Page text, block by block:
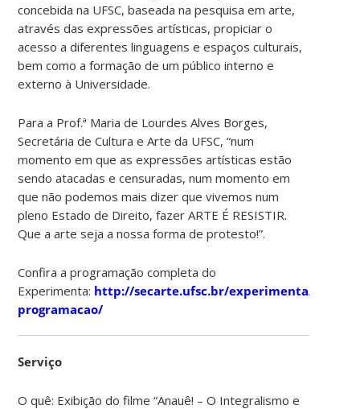
concebida na UFSC, baseada na pesquisa em arte,
através das expressões artísticas, propiciar o
acesso a diferentes linguagens e espaços culturais,
bem como a formação de um público interno e
externo à Universidade.
Para a Prof.ª Maria de Lourdes Alves Borges,
Secretária de Cultura e Arte da UFSC, “num
momento em que as expressões artísticas estão
sendo atacadas e censuradas, num momento em
que não podemos mais dizer que vivemos num
pleno Estado de Direito, fazer ARTE É RESISTIR.
Que a arte seja a nossa forma de protesto!”.
Confira a programação completa do
Experimenta: http://secarte.ufsc.br/experimenta/
programacao/
Serviço
O quê: Exibição do filme “Anauê! – O Integralismo e